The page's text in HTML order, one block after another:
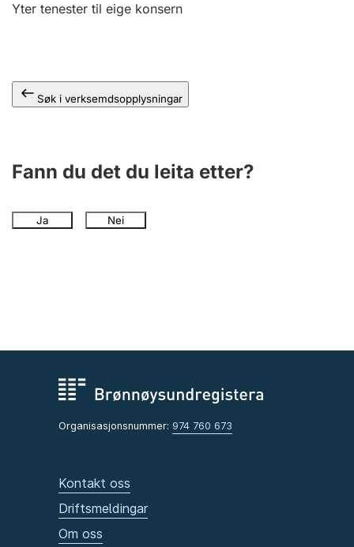
Yter tenester til eige konsern
Søk i verksemdsopplysningar
Fann du det du leita etter?
Ja Nei
Organisasjonsnummer: 974 760 673
Kontakt oss
Driftsmeldingar
Om oss